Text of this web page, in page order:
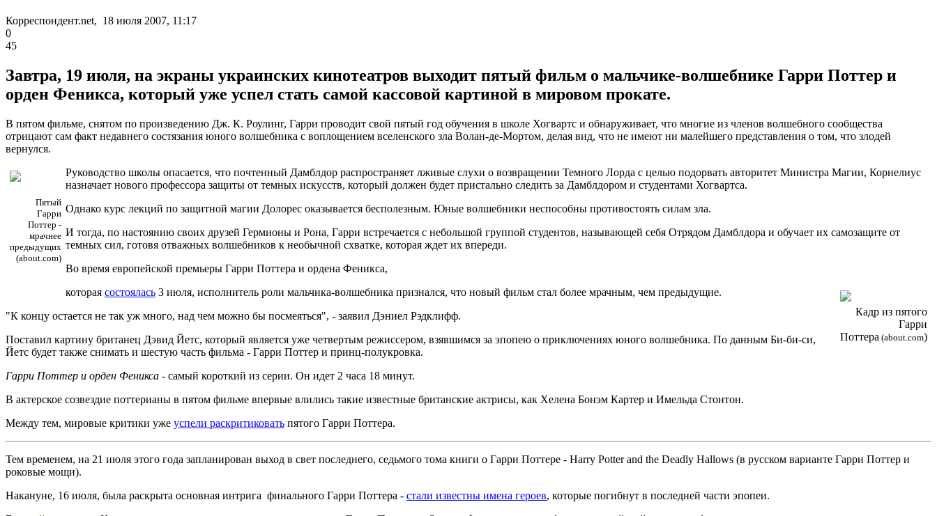
Корреспондент.net, 18 июля 2007, 11:17
0
45
Завтра, 19 июля, на экраны украинских кинотеатров выходит пятый фильм о мальчике-волшебнике Гарри Поттер и
орден Феникса, который уже успел стать самой кассовой картиной в мировом прокате.
В пятом фильме, снятом по произведению Дж. К. Роулинг, Гарри проводит свой пятый год обучения в школе Хогвартс и обнаруживает, что многие из членов волшебного сообщества
отрицают сам факт недавнего состязания юного волшебника с воплощением вселенского зла Волан-де-Мортом, делая вид, что не имеют ни малейшего представления о том, что злодей
вернулся.
Пятый
Гарри
Поттер -
мрачнее
предыдущих
(about.com)
Руководство школы опасается, что почтенный Дамблдор распространяет лживые слухи о возвращении Темного Лорда с целью подорвать авторитет Министра Магии, Корнелиус
назначает нового профессора защиты от темных искусств, который должен будет пристально следить за Дамблдором и студентами Хогвартса.
Однако курс лекций по защитной магии Долорес оказывается бесполезным. Юные волшебники неспособны противостоять силам зла.
И тогда, по настоянию своих друзей Гермионы и Рона, Гарри встречается с небольшой группой студентов, называющей себя Отрядом Дамблдора и обучает их самозащите от
темных сил, готовя отважных волшебников к необычной схватке, которая ждет их впереди.
Во время европейской премьеры Гарри Поттера и ордена Феникса,
Кадр из пятого
Гарри
Поттера (about.com)
которая состоялась 3 июля, исполнитель роли мальчика-волшебника признался, что новый фильм стал более мрачным, чем предыдущие.
"К концу остается не так уж много, над чем можно бы посмеяться", - заявил Дэниел Рэдклифф.
Поставил картину британец Дэвид Йетс, который является уже четвертым режиссером, взявшимся за эпопею о приключениях юного волшебника. По данным Би-би-си,
Йетс будет также снимать и шестую часть фильма - Гарри Поттер и принц-полукровка.
Гарри Поттер и орден Феникса - самый короткий из серии. Он идет 2 часа 18 минут.
В актерское созвездие поттерианы в пятом фильме впервые влились такие известные британские актрисы, как Хелена Бонэм Картер и Имельда Стонтон.
Между тем, мировые критики уже успели раскритиковать пятого Гарри Поттера.
Тем временем, на 21 июля этого года запланирован выход в свет последнего, седьмого тома книги о Гарри Поттере - Harry Potter and the Deadly Hallows (в русском варианте Гарри Поттер и
роковые мощи).
Накануне, 16 июля, была раскрыта основная интрига финального Гарри Поттера - стали известны имена героев, которые погибнут в последней части эпопеи.